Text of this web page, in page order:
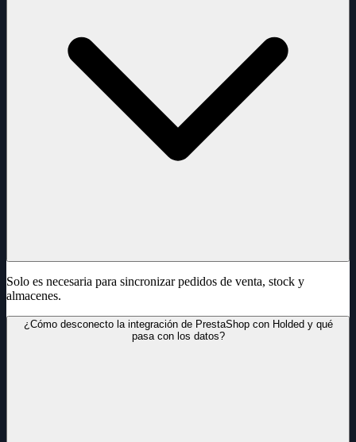
Solo es necesaria para sincronizar pedidos de venta, stock y
almacenes.
¿Cómo desconecto la integración de PrestaShop con Holded y qué
pasa con los datos?